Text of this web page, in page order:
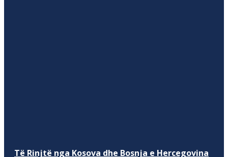
Të Rinjtë nga Kosova dhe Bosnja e Hercegovina